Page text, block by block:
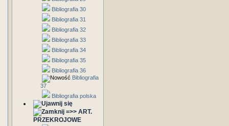
Bibliografia 30
Bibliografia 31
Bibliografia 32
Bibliografia 33
Bibliografia 34
Bibliografia 35
Bibliografia 36
Bibliografia
37
Bibliografia polska
=>> ART.
PRZEKROJOWE